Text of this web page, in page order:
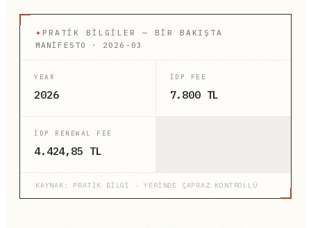
✦ PRATIK BILGILER — BIR BAKIŞTA
MANİFESTO · 2026-03
YEAR
2026
IDP FEE
7.800 TL
IDP RENEWAL FEE
4.424,85 TL
KAYNAK: PRATİK BİLGİ · YERİNDE ÇAPRAZ KONTROLLÜ